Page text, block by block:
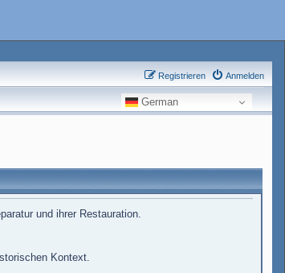
Anmelden
Registrieren
German
und ihrer Restauration.
Kontext.